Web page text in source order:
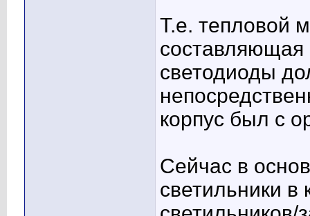
Т.е. тепловой
составляющая
светодиоды
корпус был с
Сейчас в
светильники в